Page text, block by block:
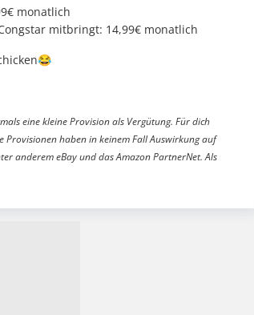
monatlich
mitbringt: 14,99€ monatlich
eine kleine Provision als Vergütung. Für dich
haben in keinem Fall Auswirkung auf
anderem eBay und das Amazon PartnerNet. Als